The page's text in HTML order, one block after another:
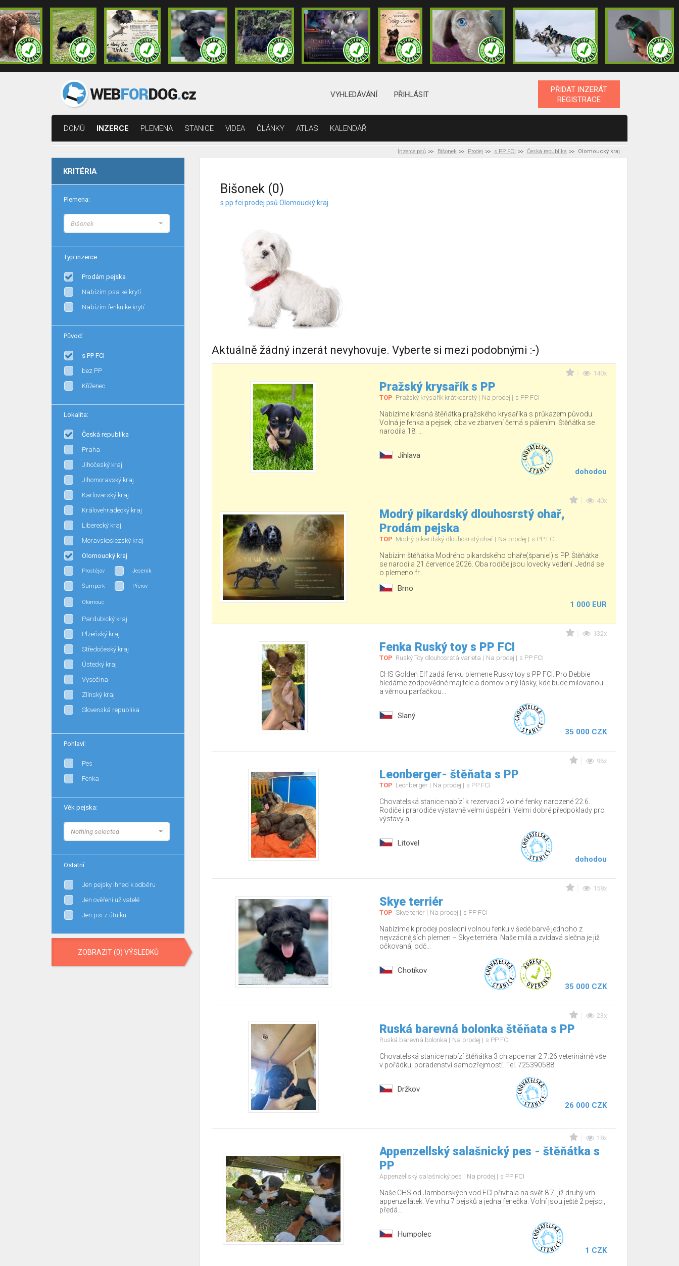
VYHLEDÁVÁNÍ PŘIHLÁSIT
PŘIDAT INZERÁT
REGISTRACE
DOMŮ INZERCE PLEMENA STANICE VIDEA ČLÁNKY ATLAS KALENDÁŘ
Inzerce psů Bišonek Prodej s PP FCI Česká republika Olomoucký kraj
KRITÉRIA
Plemena:
Bišonek
Typ inzerce:
Prodám pejska
Nabízím psa ke krytí
Nabízím fenku ke krytí
Původ:
s PP FCI
bez PP
Kříženec
Lokalita:
Česká republika
Praha
Jihočeský kraj
Jihomoravský kraj
Karlovarský kraj
Královehradecký kraj
Liberecký kraj
Moravskoslezský kraj
Olomoucký kraj
Prostějov Jeseník
Šumperk Přerov
Olomouc
Pardubický kraj
Plzeňský kraj
Středočeský kraj
Ústecký kraj
Vysočina
Zlínský kraj
Slovenská republika
Pohlaví:
Pes
Fenka
Věk pejska:
Nothing selected
Ostatní:
Jen pejsky ihned k odběru
Jen ověření uživatelé
Jen psi z útulku
ZOBRAZIT (0) VÝSLEDKŮ
Bišonek (0)
s pp fci prodej psů Olomoucký kraj
Aktuálně žádný inzerát nevyhovuje. Vyberte si mezi podobnými :-)
140x
Pražský krysařík s PP
TOP Pražský krysařík krátkosrstý Na prodej s PP FCI
Nabízíme krásná štěňátka pražského krysaříka s průkazem původu.
Volná je fenka a pejsek, oba ve zbarvení černá s pálením. Štěňátka se
narodila 18. ...
Jihlava
dohodou
40x
Modrý pikardský dlouhosrstý ohař,
Prodám pejska
TOP Modrý pikardský dlouhosrstý ohař Na prodej s PP FCI
Nabízím štěňátka Modrého pikardského ohaře(španiel) s PP. Štěňátka
se narodila 21.července 2026. Oba rodiče jsou lovecky vedení. Jedná se
o plemeno fr...
Brno
1 000 EUR
132x
Fenka Ruský toy s PP FCI
TOP Ruský Toy dlouhosrstá varieta Na prodej s PP FCI
CHS Golden Elf zadá fenku plemene Ruský toy s PP FCI. Pro Debbie
hledáme zodpovědné majitele a domov plný lásky, kde bude milovanou
a věrnou parťačkou...
Slaný
35 000 CZK
96x
Leonberger- štěňata s PP
TOP Leonberger Na prodej s PP FCI
Chovatelská stanice nabízí k rezervaci 2 volné fenky narozené 22.6..
Rodiče i prarodiče výstavně velmi úspěšní. Velmi dobré předpoklady pro
výstavy a...
Litovel
dohodou
158x
Skye terriér
TOP Skye teriér Na prodej s PP FCI
Nabízíme k prodeji poslední volnou fenku v šedé barvě jednoho z
nejvzácnějších plemen – Skye terriéra. Naše milá a zvídavá slečna je již
očkovaná, odč...
Chotíkov
35 000 CZK
23x
Ruská barevná bolonka štěňata s PP
Ruská barevná bolonka Na prodej s PP FCI
Chovatelská stanice nabízí štěňátka 3 chlapce nar 2.7.26 veterinárně vše
v pořádku, poradenství samozřejmostí. Tel. 725390588
Držkov
26 000 CZK
18x
Appenzellský salašnický pes - štěňátka s
PP
Appenzellský salašnický pes Na prodej s PP FCI
Naše CHS od Jamborských vod FCI přivítala na svět 8.7. již druhý vrh
appenzellátek. Ve vrhu 7 pejsků a jedna fenečka. Volní jsou ještě 2 pejsci,
předá...
Humpolec
1 CZK